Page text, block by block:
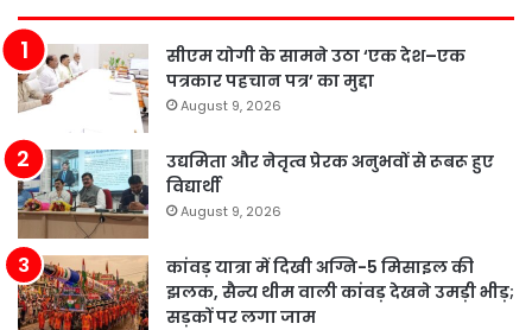
सीएम योगी के सामने उठा ‘एक देश–एक
पत्रकार पहचान पत्र’ का मुद्दा
August 9, 2026
उद्यमिता और नेतृत्व प्रेरक अनुभवों से रूबरू हुए
विद्यार्थी
August 9, 2026
कांवड़ यात्रा में दिखी अग्नि-5 मिसाइल की
झलक, सैन्य थीम वाली कांवड़ देखने उमड़ी भीड़;
सड़कों पर लगा जाम